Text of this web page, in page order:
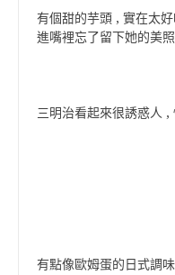
有個甜的芋頭 , 實在太
進嘴裡忘了留下她的美照
三明治看起來很誘惑人
有點像歐姆蛋的日式調